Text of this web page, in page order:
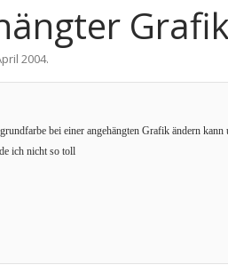
2004.
bei einer angehängten Grafik ändern kann
ich nicht so toll